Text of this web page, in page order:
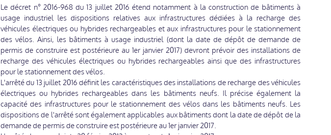
Le décret n° 2016-968 du 13 juillet 2016 étend notamment à la construction de bâtiments à
usage industriel les dispositions relatives aux infrastructures dédiées à la recharge des
véhicules électriques ou hybrides rechargeables et aux infrastructures pour le stationnement
des vélos. Ainsi, les bâtiments à usage industriel (dont la date de dépôt de demande de
permis de construire est postérieure au 1er janvier 2017) devront prévoir des installations de
recharge des véhicules électriques ou hybrides rechargeables ainsi que des infrastructures
pour le stationnement des vélos.
L'arrêté du 13 juillet 2016 définit les caractéristiques des installations de recharge des véhicules
électriques ou hybrides rechargeables dans les bâtiments neufs. Il précise également la
capacité des infrastructures pour le stationnement des vélos dans les bâtiments neufs. Les
dispositions de l'arrêté sont également applicables aux bâtiments dont la date de dépôt de la
demande de permis de construire est postérieure au 1er janvier 2017.